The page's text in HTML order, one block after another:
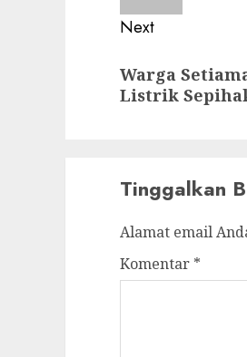
Next
post:
Warga
Listrik
Tinggalkan
Alamat email
Komentar *